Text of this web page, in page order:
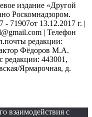
издание «Другой
Роскомнадзором.
13.12.2017 г. |
| Телефон
редакции:
Фёдоров М.А.
443001,
Ярмарочная, д.
взаимодействия с